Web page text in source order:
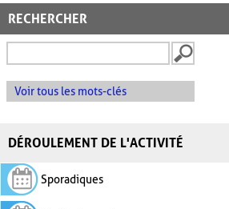
RECHERCHER
Voir tous les mots-clés
DÉROULEMENT DE L'ACTIVITÉ
Sporadiques